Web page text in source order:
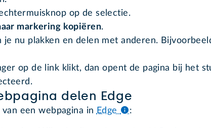
op de selectie.
markering kopiëren.
je nu plakken en delen met anderen.
op de link klikt, dan opent de pagina bij het
delen Edge
een webpagina in Edge :